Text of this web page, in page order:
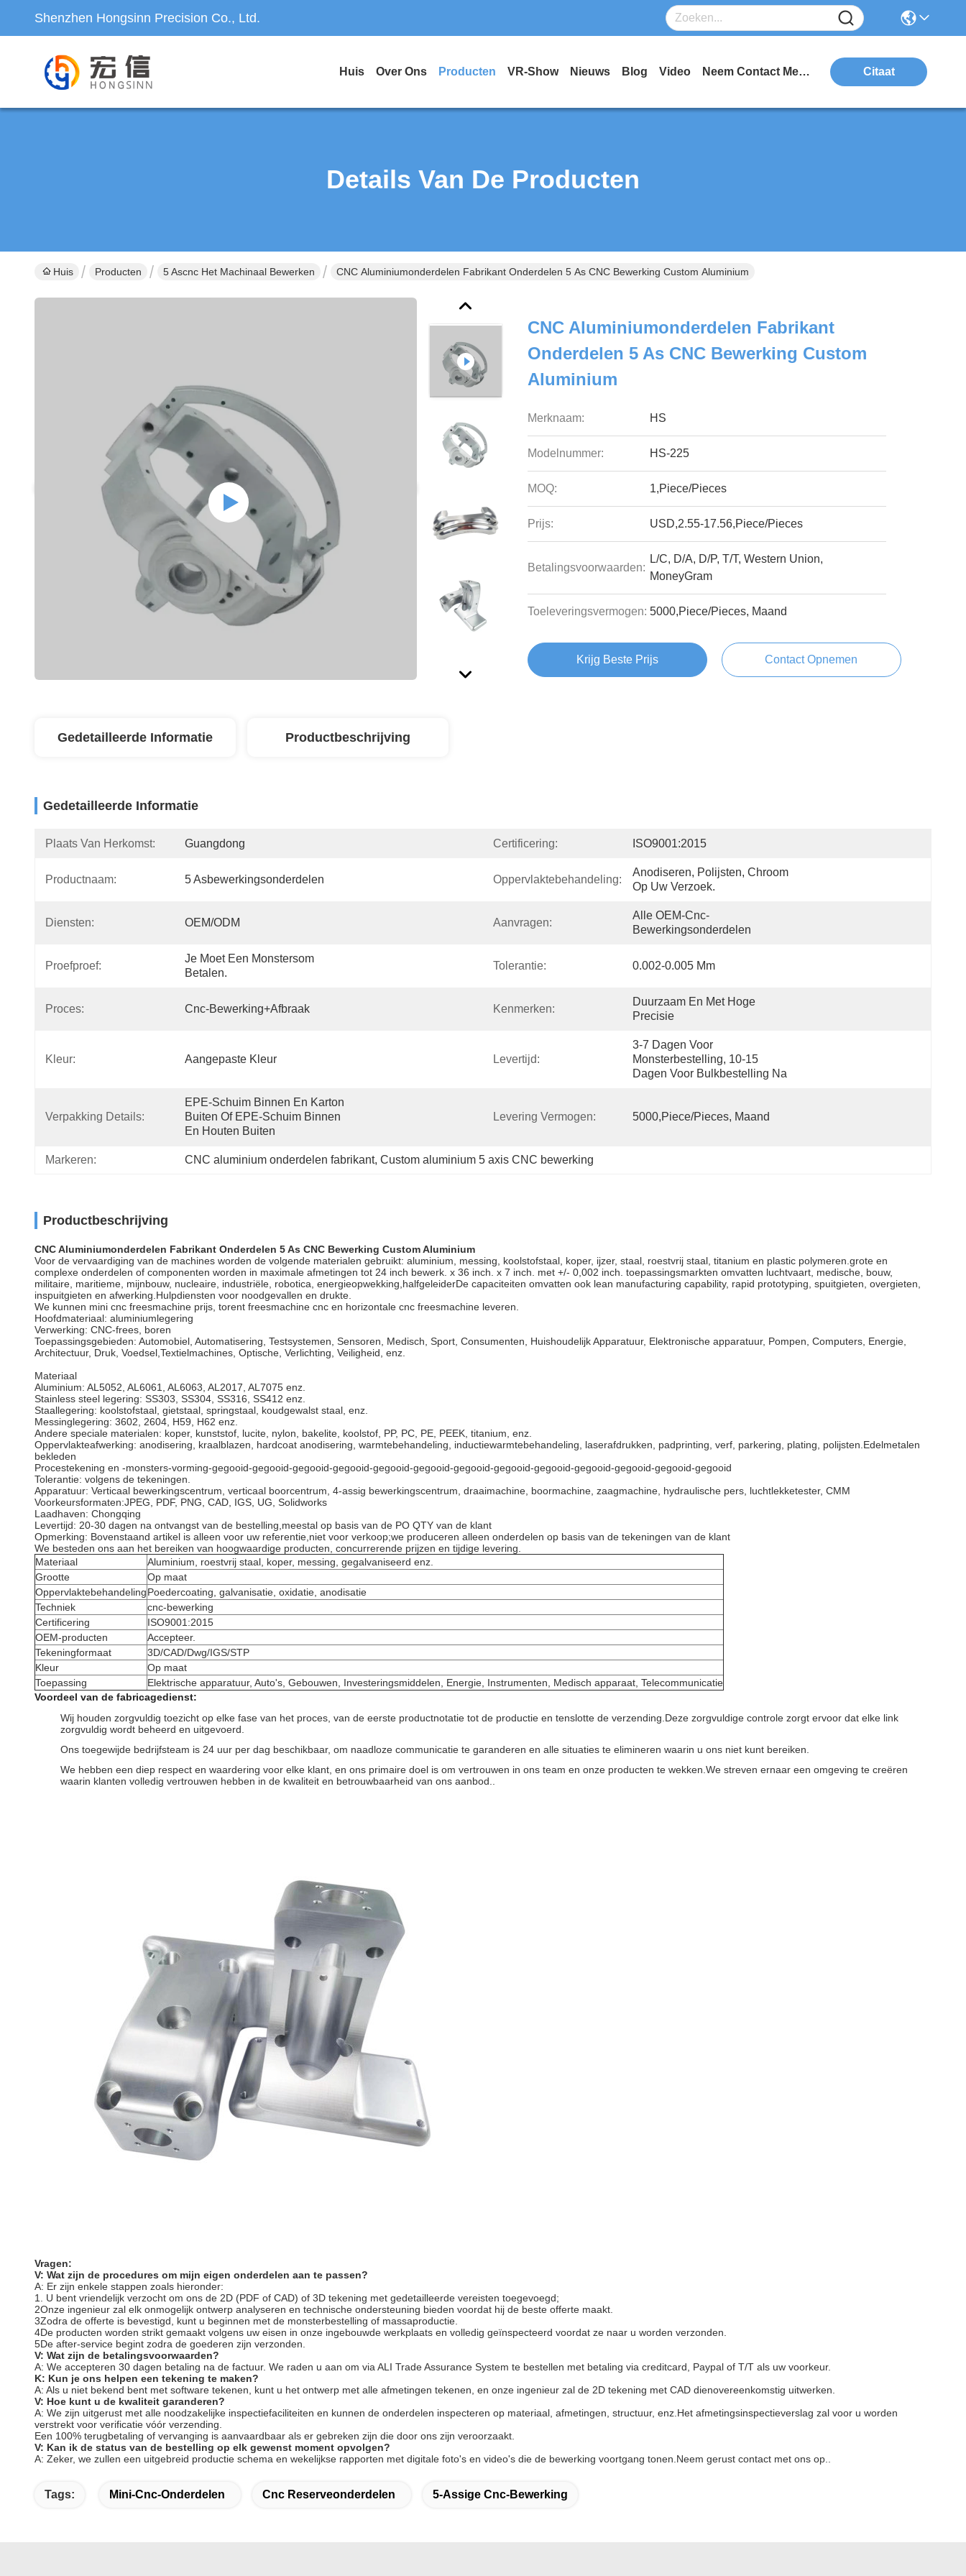
Shenzhen Hongsinn Precision Co., Ltd.
Huis Over Ons Producten VR-Show Nieuws Blog Video Neem Contact Met Ons Op Citaat
Details Van De Producten
Huis Producten 5 Ascnc Het Machinaal Bewerken CNC Aluminiumonderdelen Fabrikant Onderdelen 5 As CNC Bewerking Custom Aluminium
CNC Aluminiumonderdelen Fabrikant
Onderdelen 5 As CNC Bewerking Custom
Aluminium
Merknaam: HS
Modelnummer: HS-225
MOQ: 1,Piece/Pieces
Prijs: USD,2.55-17.56,Piece/Pieces
Betalingsvoorwaarden:
L/C, D/A, D/P, T/T, Western Union,
MoneyGram
Toeleveringsvermogen: 5000,Piece/Pieces, Maand
Krijg Beste Prijs Contact Opnemen
Gedetailleerde Informatie Productbeschrijving
Gedetailleerde Informatie
Plaats Van Herkomst: Guangdong Certificering: ISO9001:2015
Productnaam: 5 Asbewerkingsonderdelen Oppervlaktebehandeling:
Anodiseren, Polijsten, Chroom
Op Uw Verzoek.
Diensten: OEM/ODM Aanvragen:
Alle OEM-Cnc-
Bewerkingsonderdelen
Proefproef:
Je Moet Een Monstersom
Betalen.
Tolerantie: 0.002-0.005 Mm
Proces: Cnc-Bewerking+afbraak Kenmerken:
Duurzaam En Met Hoge
Precisie
Kleur: Aangepaste Kleur Levertijd:
3-7 Dagen Voor
Monsterbestelling, 10-15
Dagen Voor Bulkbestelling Na
Verpakking Details:
EPE-Schuim Binnen En Karton
Buiten Of EPE-Schuim Binnen
En Houten Buiten
Levering Vermogen: 5000,Piece/Pieces, Maand
Markeren: CNC aluminium onderdelen fabrikant, Custom aluminium 5 axis CNC bewerking
Productbeschrijving
CNC Aluminiumonderdelen Fabrikant Onderdelen 5 As CNC Bewerking Custom Aluminium
Voor de vervaardiging van de machines worden de volgende materialen gebruikt: aluminium, messing, koolstofstaal, koper, ijzer, staal, roestvrij staal, titanium en plastic polymeren.grote en
complexe onderdelen of componenten worden in maximale afmetingen tot 24 inch bewerk. x 36 inch. x 7 inch. met +/- 0,002 inch. toepassingsmarkten omvatten luchtvaart, medische, bouw,
militaire, maritieme, mijnbouw, nucleaire, industriële, robotica, energieopwekking,halfgeleiderDe capaciteiten omvatten ook lean manufacturing capability, rapid prototyping, spuitgieten, overgieten,
inspuitgieten en afwerking.Hulpdiensten voor noodgevallen en drukte.
We kunnen mini cnc freesmachine prijs, torent freesmachine cnc en horizontale cnc freesmachine leveren.
Hoofdmateriaal: aluminiumlegering
Verwerking: CNC-frees, boren
Toepassingsgebieden: Automobiel, Automatisering, Testsystemen, Sensoren, Medisch, Sport, Consumenten, Huishoudelijk Apparatuur, Elektronische apparatuur, Pompen, Computers, Energie,
Architectuur, Druk, Voedsel,Textielmachines, Optische, Verlichting, Veiligheid, enz.
Materiaal
Aluminium: AL5052, AL6061, AL6063, AL2017, AL7075 enz.
Stainless steel legering: SS303, SS304, SS316, SS412 enz.
Staallegering: koolstofstaal, gietstaal, springstaal, koudgewalst staal, enz.
Messinglegering: 3602, 2604, H59, H62 enz.
Andere speciale materialen: koper, kunststof, lucite, nylon, bakelite, koolstof, PP, PC, PE, PEEK, titanium, enz.
Oppervlakteafwerking: anodisering, kraalblazen, hardcoat anodisering, warmtebehandeling, inductiewarmtebehandeling, laserafdrukken, padprinting, verf, parkering, plating, polijsten.Edelmetalen
bekleden
Procestekening en -monsters-vorming-gegooid-gegooid-gegooid-gegooid-gegooid-gegooid-gegooid-gegooid-gegooid-gegooid-gegooid-gegooid-gegooid
Tolerantie: volgens de tekeningen.
Apparatuur: Verticaal bewerkingscentrum, verticaal boorcentrum, 4-assig bewerkingscentrum, draaimachine, boormachine, zaagmachine, hydraulische pers, luchtlekketester, CMM
Voorkeursformaten:JPEG, PDF, PNG, CAD, IGS, UG, Solidworks
Laadhaven: Chongqing
Levertijd: 20-30 dagen na ontvangst van de bestelling,meestal op basis van de PO QTY van de klant
Opmerking: Bovenstaand artikel is alleen voor uw referentie,niet voor verkoop;we produceren alleen onderdelen op basis van de tekeningen van de klant
We besteden ons aan het bereiken van hoogwaardige producten, concurrerende prijzen en tijdige levering.
Materiaal
Aluminium, roestvrij staal, koper, messing, gegalvaniseerd enz.
Grootte
Op maat
OppervlaktebehandelingPoedercoating, galvanisatie, oxidatie, anodisatie
Techniek
cnc-bewerking
Certificering
ISO9001:2015
OEM-producten
Accepteer.
Tekeningformaat
3D/CAD/Dwg/IGS/STP
Kleur
Op maat
Toepassing
Elektrische apparatuur, Auto's, Gebouwen, Investeringsmiddelen, Energie, Instrumenten, Medisch apparaat, Telecommunicatie
Voordeel van de fabricagedienst:
Wij houden zorgvuldig toezicht op elke fase van het proces, van de eerste productnotatie tot de productie en tenslotte de verzending.Deze zorgvuldige controle zorgt ervoor dat elke link
zorgvuldig wordt beheerd en uitgevoerd.
Ons toegewijde bedrijfsteam is 24 uur per dag beschikbaar, om naadloze communicatie te garanderen en alle situaties te elimineren waarin u ons niet kunt bereiken.
We hebben een diep respect en waardering voor elke klant, en ons primaire doel is om vertrouwen in ons team en onze producten te wekken.We streven ernaar een omgeving te creëren
waarin klanten volledig vertrouwen hebben in de kwaliteit en betrouwbaarheid van ons aanbod..
Vragen:
V: Wat zijn de procedures om mijn eigen onderdelen aan te passen?
A: Er zijn enkele stappen zoals hieronder:
1. U bent vriendelijk verzocht om ons de 2D (PDF of CAD) of 3D tekening met gedetailleerde vereisten toegevoegd;
2Onze ingenieur zal elk onmogelijk ontwerp analyseren en technische ondersteuning bieden voordat hij de beste offerte maakt.
3Zodra de offerte is bevestigd, kunt u beginnen met de monsterbestelling of massaproductie.
4De producten worden strikt gemaakt volgens uw eisen in onze ingebouwde werkplaats en volledig geïnspecteerd voordat ze naar u worden verzonden.
5De after-service begint zodra de goederen zijn verzonden.
V: Wat zijn de betalingsvoorwaarden?
A: We accepteren 30 dagen betaling na de factuur. We raden u aan om via ALI Trade Assurance System te bestellen met betaling via creditcard, Paypal of T/T als uw voorkeur.
K: Kun je ons helpen een tekening te maken?
A: Als u niet bekend bent met software tekenen, kunt u het ontwerp met alle afmetingen tekenen, en onze ingenieur zal de 2D tekening met CAD dienovereenkomstig uitwerken.
V: Hoe kunt u de kwaliteit garanderen?
A: We zijn uitgerust met alle noodzakelijke inspectiefaciliteiten en kunnen de onderdelen inspecteren op materiaal, afmetingen, structuur, enz.Het afmetingsinspectieverslag zal voor u worden
verstrekt voor verificatie vóór verzending.
Een 100% terugbetaling of vervanging is aanvaardbaar als er gebreken zijn die door ons zijn veroorzaakt.
V: Kan ik de status van de bestelling op elk gewenst moment opvolgen?
A: Zeker, we zullen een uitgebreid productie schema en wekelijkse rapporten met digitale foto's en video's die de bewerking voortgang tonen.Neem gerust contact met ons op..
Tags: Mini-Cnc-Onderdelen Cnc Reserveonderdelen 5-Assige Cnc-Bewerking